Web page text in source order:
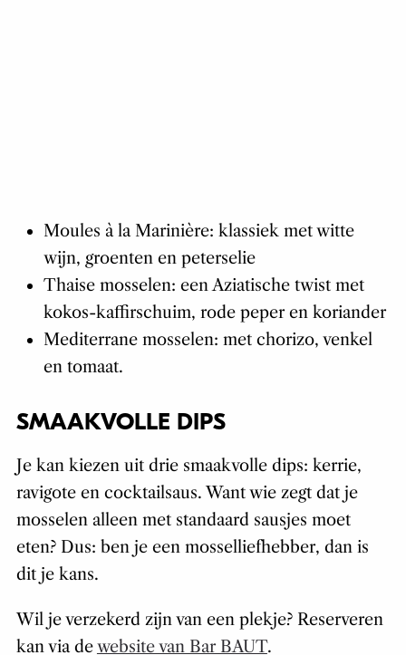
Moules à la Marinière: klassiek met witte
wijn, groenten en peterselie
Thaise mosselen: een Aziatische twist met
kokos-kaffirschuim, rode peper en koriander
Mediterrane mosselen: met chorizo, venkel
en tomaat.
SMAAKVOLLE DIPS
Je kan kiezen uit drie smaakvolle dips: kerrie,
ravigote en cocktailsaus. Want wie zegt dat je
mosselen alleen met standaard sausjes moet
eten? Dus: ben je een mosselliefhebber, dan is
dit je kans.
Wil je verzekerd zijn van een plekje? Reserveren
kan via dewebsite van Bar BAUT.